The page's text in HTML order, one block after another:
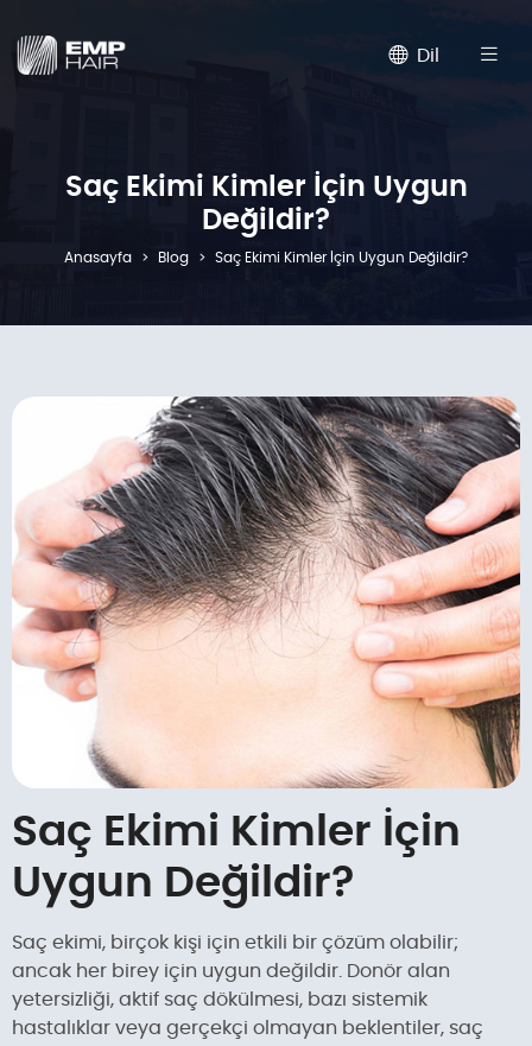
Dil
Saç Ekimi Kimler İçin Uygun
Değildir?
Anasayfa Blog Saç Ekimi Kimler İçin Uygun Değildir?
Saç Ekimi Kimler İçin
Uygun Değildir?
Saç ekimi, birçok kişi için etkili bir çözüm olabilir;
ancak her birey için uygun değildir. Donör alan
yetersizliği, aktif saç dökülmesi, bazı sistemik
hastalıklar veya gerçekçi olmayan beklentiler, saç